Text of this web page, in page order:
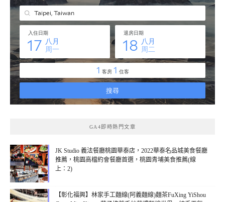
GA4即時熱門文章
JK Studio 義法餐廳桃園華泰店，2022華泰名品城美食餐廳
推薦，桃園高檔約會餐廳首選，桃園青埔美食推薦(線
上：2)
【彰化福興】林家手工麵線(阿義麵線)麵茶FuXing YiShou